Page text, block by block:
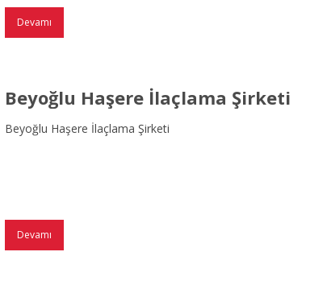
Devamı
Beyoğlu Haşere İlaçlama Şirketi
Beyoğlu Haşere İlaçlama Şirketi
Devamı